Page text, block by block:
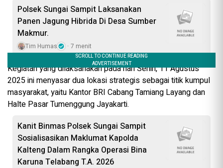
Polsek Sungai Sampit Laksanakan
Panen Jagung Hibrida Di Desa Sumber
Makmur.
Tim Humas 7 menit
Kegiatan yang dilaksanakan pada hari Senin, 11 Agustus
2025 ini menyasar dua lokasi strategis sebagai titik kumpul
masyarakat, yaitu Kantor BRI Cabang Tamiang Layang dan
Halte Pasar Tumenggung Jayakarti.
Kanit Binmas Polsek Sungai Sampit
Sosialisasikan Maklumat Kapolda
Kalteng Dalam Rangka Operasi Bina
Karuna Telabang T.A. 2026